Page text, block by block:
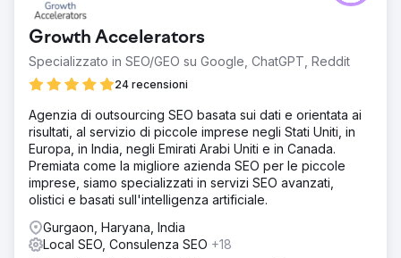
Growth Accelerators
Specializzato in SEO/GEO su Google, ChatGPT, Reddit
24 recensioni
Agenzia di outsourcing SEO basata sui dati e orientata ai
risultati, al servizio di piccole imprese negli Stati Uniti, in
Europa, in India, negli Emirati Arabi Uniti e in Canada.
Premiata come la migliore azienda SEO per le piccole
imprese, siamo specializzati in servizi SEO avanzati,
olistici e basati sull'intelligenza artificiale.
Gurgaon, Haryana, India
Local SEO, Consulenza SEO +18